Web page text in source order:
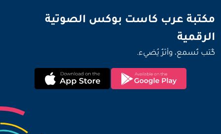
مكتبة عرب كاست بوكس الصوتية
الرقميةكُتب تُسمع، وأثرٌ يُضيء.
كُتب تُسمع، وأثرٌ يُضيء.